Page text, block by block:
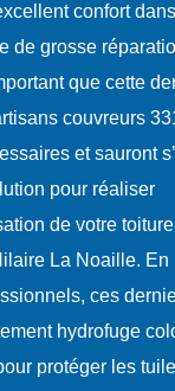
confort
de grosse
que cette
couvreurs
et sauront
pour réaliser
de votre
La Noaille. En
ces
hydrofuge
protéger les